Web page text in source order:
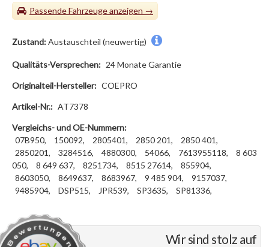
Passende Fahrzeuge
Wir sind stolz auf
Zustand:Austauschteil (neuwertig)
Qualitäts-Versprechen: 24 Monate Garantie
Originalteil-Hersteller: COEPRO
Artikel-Nr.: AT7378
Vergleichs- und OE-Nummern:
07B950,
150092, 2805401, 2850 201,
2850 401,
2850201,
3284516, 4880300, 54066, 7613955118,
8 603
050,
8 649 637, 8251734, 8515 27614,
855904,
8603050,
8649637, 8683967, 9 485 904,
9157037,
9485904,
DSP515, JPR539, SP3635, SP81336,